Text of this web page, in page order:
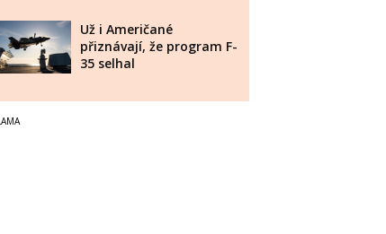
Už i Američané
přiznávají, že program F-
35 selhal